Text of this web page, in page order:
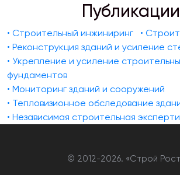
Публикации
• Строительный инжиниринг
•
• Реконструкция зданий и усиление
• Укрепление и усиление
фундаментов
• Мониторинг зданий и сооружений
• Тепловизионное обследование
• Независимая строительная
© 2012-2026. «Строй